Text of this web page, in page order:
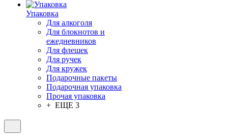
Упаковка
Для алкоголя
Для блокнотов и
ежедневников
Для флешек
Для ручек
Для кружек
Подарочные пакеты
Подарочная упаковка
Прочая упаковка
+ ЕЩЕ 3